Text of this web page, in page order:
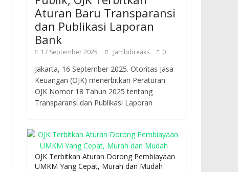
Aturan Baru Transparansi
dan Publikasi Laporan
Bank
17 September 2025 Jambibreaks 0
Jakarta, 16 September 2025. Otoritas Jasa
Keuangan (OJK) menerbitkan Peraturan
OJK Nomor 18 Tahun 2025 tentang
Transparansi dan Publikasi Laporan
OJK Terbitkan Aturan Dorong Pembiayaan
UMKM Yang Cepat, Murah dan Mudah